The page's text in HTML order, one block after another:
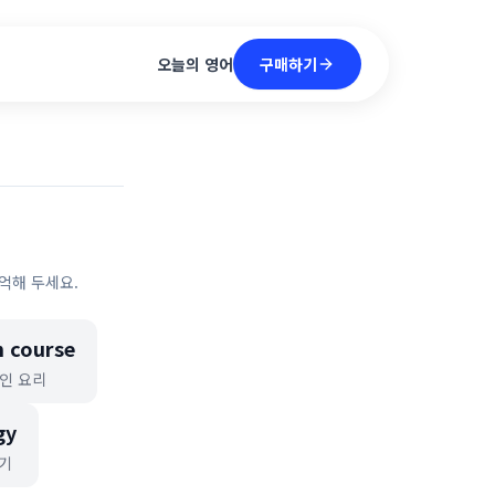
오늘의 영어 구매하기
해 두세요.
course
요리